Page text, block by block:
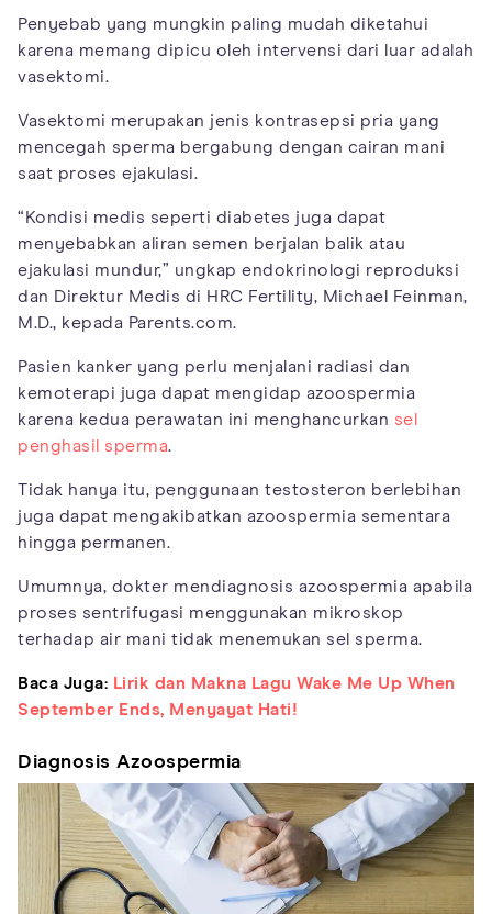
Penyebab yang mungkin paling mudah diketahui
karena memang dipicu oleh intervensi dari luar adalah
vasektomi.
Vasektomi merupakan jenis kontrasepsi pria yang
mencegah sperma bergabung dengan cairan mani
saat proses ejakulasi.
“Kondisi medis seperti diabetes juga dapat
menyebabkan aliran semen berjalan balik atau
ejakulasi mundur,” ungkap endokrinologi reproduksi
dan Direktur Medis di HRC Fertility, Michael Feinman,
M.D., kepada Parents.com.
Pasien kanker yang perlu menjalani radiasi dan
kemoterapi juga dapat mengidap azoospermia
karena kedua perawatan ini menghancurkan sel
penghasil sperma.
Tidak hanya itu, penggunaan testosteron berlebihan
juga dapat mengakibatkan azoospermia sementara
hingga permanen.
Umumnya, dokter mendiagnosis azoospermia apabila
proses sentrifugasi menggunakan mikroskop
terhadap air mani tidak menemukan sel sperma.
Baca Juga: Lirik dan Makna Lagu Wake Me Up When
September Ends, Menyayat Hati!
Diagnosis Azoospermia